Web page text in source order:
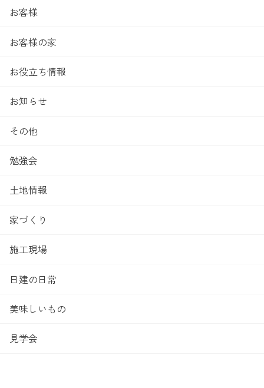
お客様
お客様の家
お役立ち情報
お知らせ
その他
勉強会
土地情報
家づくり
施工現場
日建の日常
美味しいもの
見学会